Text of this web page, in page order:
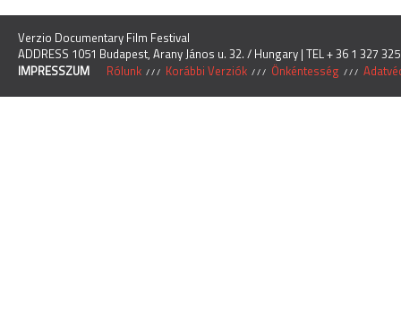
Verzio Documentary Film Festival
ADDRESS 1051 Budapest, Arany János u. 32. / Hungary | TEL + 36 1 327
IMPRESSZUM
Rólunk Korábbi Verziók Önkéntesség